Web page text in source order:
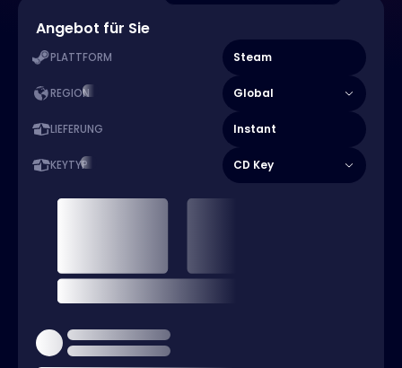
Angebot für Sie
PLATTFORM Steam
REGION Global
LIEFERUNG Instant
KEYTYP CD Key